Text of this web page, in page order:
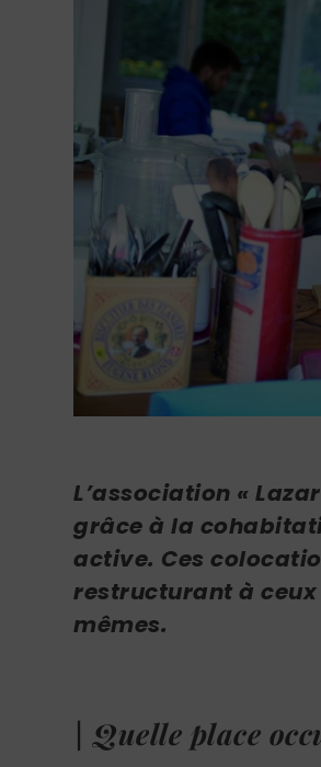
L’association «
grâce à la
active. Ces
restructurant à ceux
mêmes.
| Quelle place